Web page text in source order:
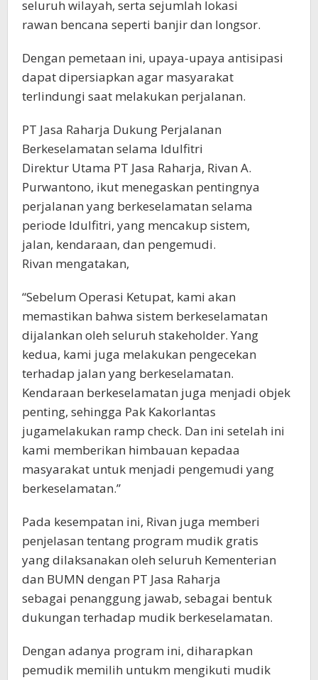
seluruh wilayah, serta sejumlah lokasi
rawan bencana seperti banjir dan longsor.
Dengan pemetaan ini, upaya-upaya antisipasi
dapat dipersiapkan agar masyarakat
terlindungi saat melakukan perjalanan.
PT Jasa Raharja Dukung Perjalanan
Berkeselamatan selama Idulfitri
Direktur Utama PT Jasa Raharja, Rivan A.
Purwantono, ikut menegaskan pentingnya
perjalanan yang berkeselamatan selama
periode Idulfitri, yang mencakup sistem,
jalan, kendaraan, dan pengemudi.
Rivan mengatakan,
“Sebelum Operasi Ketupat, kami akan
memastikan bahwa sistem berkeselamatan
dijalankan oleh seluruh stakeholder. Yang
kedua, kami juga melakukan pengecekan
terhadap jalan yang berkeselamatan.
Kendaraan berkeselamatan juga menjadi objek
penting, sehingga Pak Kakorlantas
jugamelakukan ramp check. Dan ini setelah ini
kami memberikan himbauan kepadaa
masyarakat untuk menjadi pengemudi yang
berkeselamatan.”
Pada kesempatan ini, Rivan juga memberi
penjelasan tentang program mudik gratis
yang dilaksanakan oleh seluruh Kementerian
dan BUMN dengan PT Jasa Raharja
sebagai penanggung jawab, sebagai bentuk
dukungan terhadap mudik berkeselamatan.
Dengan adanya program ini, diharapkan
pemudik memilih untukm mengikuti mudik